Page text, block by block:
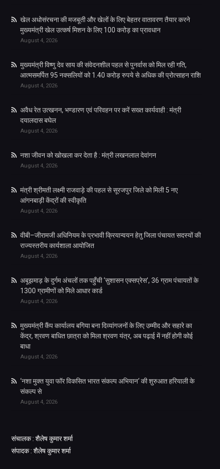
खेल अधोसंरचना की मजबूती और खेलों के लिए बेहतर वातावरण तैयार करने
मुख्यमंत्री खेल उत्कर्ष मिशन के लिए 100 करोड़ का प्रावधान
August 4, 2026
मुख्यमंत्री विष्णु देव साय की संवेदनशील पहल से पुनर्वास को मिल रही गति,
आत्मसमर्पित 95 नक्सलियों को 1.40 करोड़ रुपये से अधिक की प्रोत्साहन राशि
August 4, 2026
अवैध रेत उत्खनन, भण्डारण एवं परिवहन पर करें सख्त कार्यवाही : मंत्री
दयालदास बघेल
August 4, 2026
नशा जीवन को खोखला कर देता है : मंत्री लखनलाल देवांगन
August 4, 2026
मंत्री श्रीमती लक्ष्मी राजवाड़े की पहल से सूरजपुर जिले को मिली 5 नए
आंगनबाड़ी केंद्रों की स्वीकृति
August 4, 2026
वीबी–जीरामजी अधिनियम के प्रभावी क्रियान्वयन हेतु जिला पंचायत सदस्यों की
राज्यस्तरीय कार्यशाला आयोजित
August 4, 2026
अबूझमाड़ के दुर्गम अंचलों तक पहुँची ‘सुशासन एक्सप्रेस’, 36 ग्राम पंचायतों के
1300 ग्रामीणों को मिले आधार कार्ड
August 4, 2026
मुख्यमंत्री कैंप कार्यालय बगिया बना दिव्यांगजनों के लिए उम्मीद और सहारे का
केंद्र, श्रवण बाधित छात्रा को मिला श्रवण यंत्र, अब पढ़ाई में नहीं होगी कोई
बाधा
August 4, 2026
‘नशा मुक्त युवा फॉर विकसित भारत संकल्प अभियान‘ की शुरुआत हरियाली के
संकल्प से
August 4, 2026
संचालक : शैलेष कुमार शर्मा
संपादक : शैलेष कुमार शर्मा